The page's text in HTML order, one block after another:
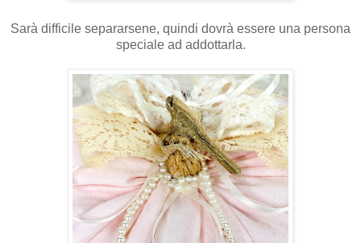
Sarà difficile separarsene, quindi dovrà essere una persona
speciale ad addottarla.